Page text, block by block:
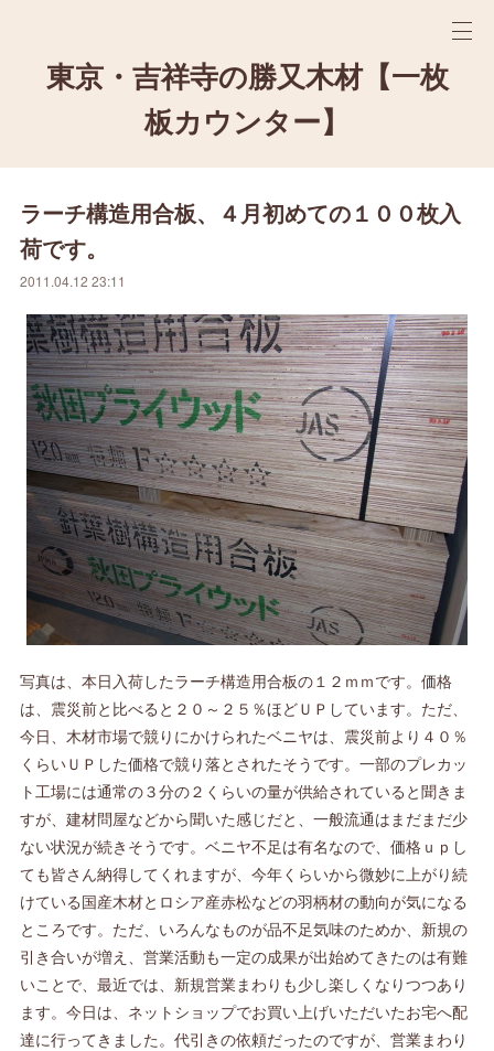
東京・吉祥寺の勝又木材【一枚
板カウンター】
ラーチ構造用合板、４月初めての１００枚入
荷です。
2011.04.12 23:11
写真は、本日入荷したラーチ構造用合板の１２ｍｍです。価格
は、震災前と比べると２０～２５％ほどＵＰしています。ただ、
今日、木材市場で競りにかけられたベニヤは、震災前より４０％
くらいＵＰした価格で競り落とされたそうです。一部のプレカッ
ト工場には通常の３分の２くらいの量が供給されていると聞きま
すが、建材問屋などから聞いた感じだと、一般流通はまだまだ少
ない状況が続きそうです。ベニヤ不足は有名なので、価格ｕｐし
ても皆さん納得してくれますが、今年くらいから微妙に上がり続
けている国産木材とロシア産赤松などの羽柄材の動向が気になる
ところです。ただ、いろんなものが品不足気味のためか、新規の
引き合いが増え、営業活動も一定の成果が出始めてきたのは有難
いことで、最近では、新規営業まわりも少し楽しくなりつつあり
ます。今日は、ネットショップでお買い上げいただいたお宅へ配
達に行ってきました。代引きの依頼だったのですが、営業まわり